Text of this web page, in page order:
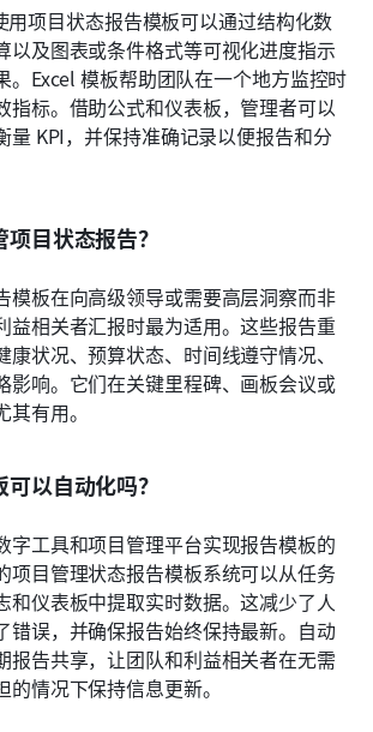
用项目状态报告模板可以通过结构化数
以及图表或条件格式等可视化进度指示
。Excel 模板帮助团队在一个地方监控时
指标。借助公式和仪表板，管理者可以
量 KPI，并保持准确记录以便报告和分
目状态报告？
模板在向高级领导或需要高层洞察而非
益相关者汇报时最为适用。这些报告重
康状况、预算状态、时间线遵守情况、
影响。它们在关键里程碑、画板会议或
有用。
以自动化吗？
字工具和项目管理平台实现报告模板的
项目管理状态报告模板系统可以从任务
和仪表板中提取实时数据。这减少了人
错误，并确保报告始终保持最新。自动
报告共享，让团队和利益相关者在无需
情况下保持信息更新。